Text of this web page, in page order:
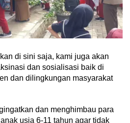
di sini saja, kami juga akan
dan sosialisasi baik di
dan dilingkungan masyarakat
dan menghimbau para
usia 6-11 tahun agar tidak